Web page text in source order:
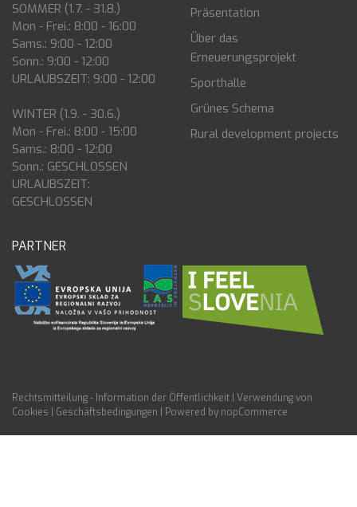
SOMMER (1.7. - 31.8.)
Mon - Frei.: 8:00 - 16:00
Sams.: 9:00 - 12:00
Sonn.: 9:00 - 12:00
URLAUBSZEIT: 9:00 - 12:00
WINTER (1.9. - 30.6.)
Mon - Frei.: 8:00 - 15:00
Sams.: 8:00 - 12:00
Sonn.: GESCHLOSSEN
URLAUBSZEIT:
GESCHLOSSEN
Präsentation
Über das
Erneuerungsprojekt
Sporthalle
Grünes Schema
Rural development projects
PARTNER
Rechtsmitteilung - Information der Öffentlichkeit Verwendung von
Cookies
Geschäftsbedingungen Powered by nopCommerce